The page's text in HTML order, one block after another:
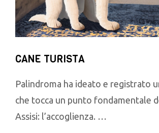
CANE TURISTA
Palindroma ha ideato e registrato
che tocca un punto fondamentale
Assisi: l’accoglienza. …